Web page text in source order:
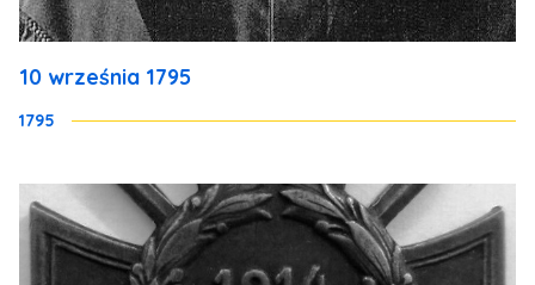
10 września 1795
1795